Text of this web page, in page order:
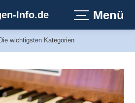
Info.de Menü
Die wichtigsten Kategorien